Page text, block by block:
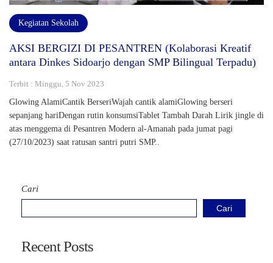
Kegiatan Sekolah
AKSI BERGIZI DI PESANTREN (Kolaborasi Kreatif
antara Dinkes Sidoarjo dengan SMP Bilingual Terpadu)
Terbit : Minggu, 5 Nov 2023
Glowing AlamiCantik BerseriWajah cantik alamiGlowing berseri
sepanjang hariDengan rutin konsumsiTablet Tambah Darah Lirik jingle di
atas menggema di Pesantren Modern al-Amanah pada jumat pagi
(27/10/2023) saat ratusan santri putri SMP..
Cari
Cari
Recent Posts